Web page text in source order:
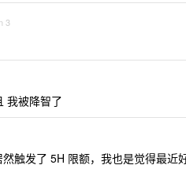
3
我被降智了
触发了 5H 限额，我也是觉得最